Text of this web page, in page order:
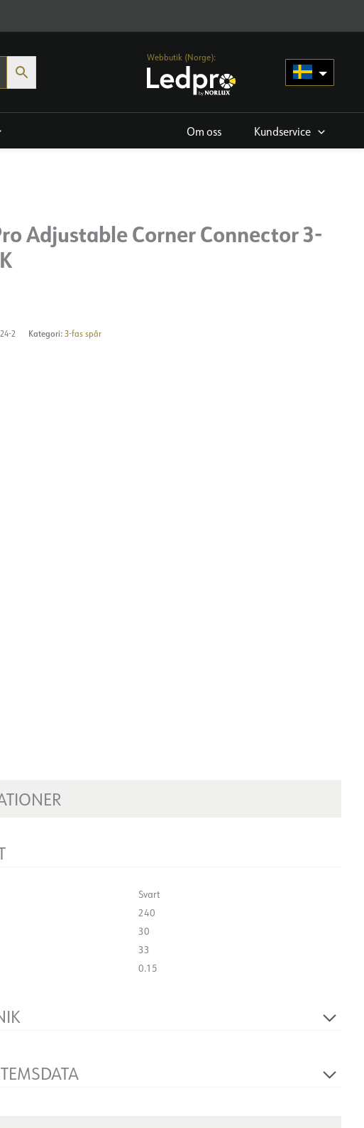
Webbutik (Norge):
Om oss Kundservice
Adjustable Corner Connector 3-
2 Kategori:3-fas spår
Svart
240
30
33
0.15